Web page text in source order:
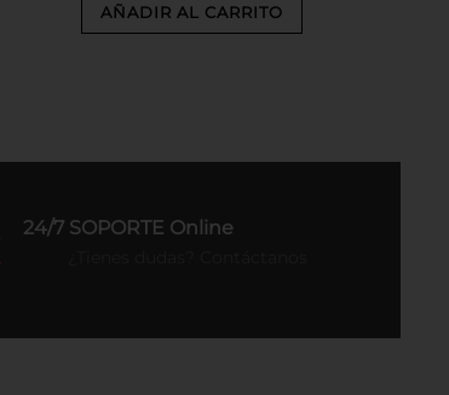
AÑADIR AL CARRITO
24/7 SOPORTE Online